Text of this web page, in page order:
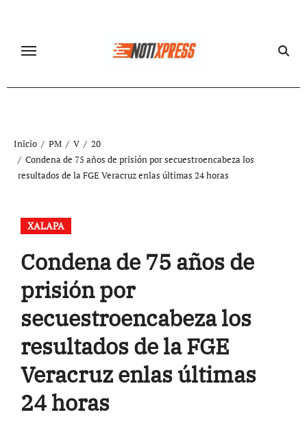
contenido
Inicio PM V
20
Condena de 75 años de prisión por secuestroencabeza los
resultados de la FGE Veracruz enlas últimas 24 horas
XALAPA
Condena de 75 años de
prisión por
secuestroencabeza los
resultados de la FGE
Veracruz enlas últimas
24 horas